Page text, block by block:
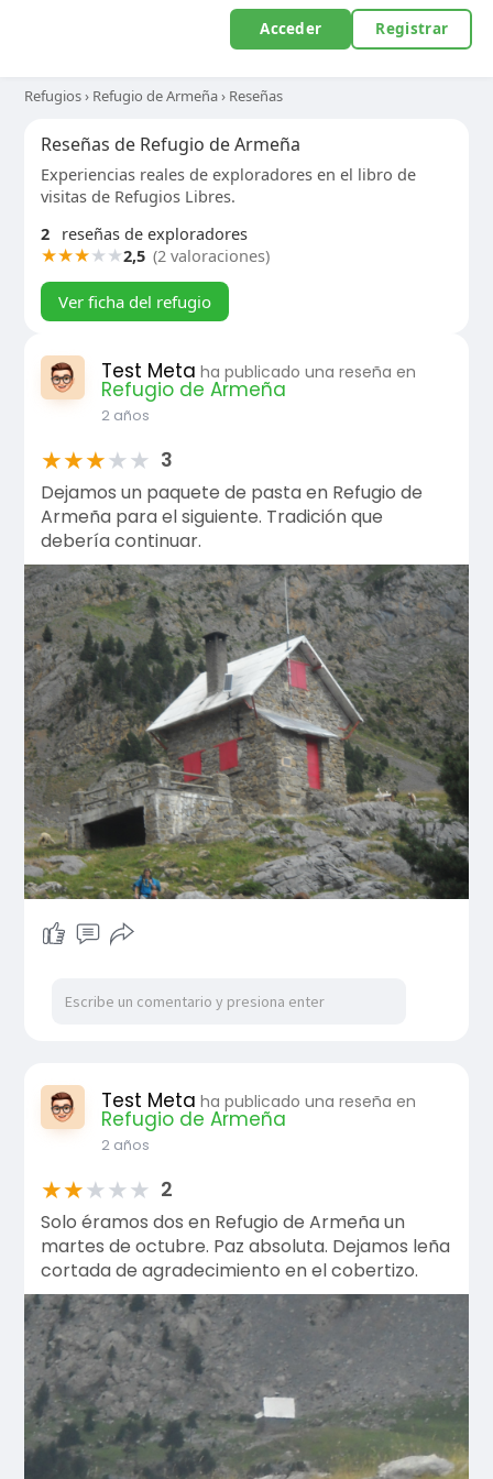
Acceder Registrar
Refugios› Refugio de Armeña› Reseñas
Reseñas de Refugio de Armeña
Experiencias reales de exploradores en el libro de
visitas de Refugios Libres.
2
reseñas de exploradores
★★★★★2,5 (2 valoraciones)
Ver ficha del refugio
Test Meta ha publicado una reseña en
Refugio de Armeña
2 años
★★★★★ 3
Dejamos un paquete de pasta en Refugio de
Armeña para el siguiente. Tradición que
debería continuar.
Test Meta ha publicado una reseña en
Refugio de Armeña
2 años
★★★★★ 2
Solo éramos dos en Refugio de Armeña un
martes de octubre. Paz absoluta. Dejamos leña
cortada de agradecimiento en el cobertizo.